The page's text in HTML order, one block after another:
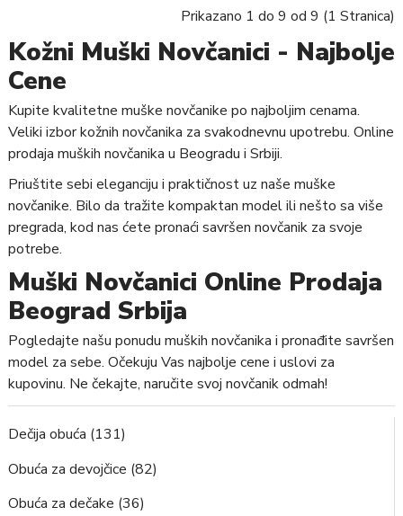
Dečija obuća (131)
Obuća za devojčice (82)
Obuća za dečake (36)
Prikazano 1 do 9 od 9 (1 Stranica)
Kožni Muški Novčanici - Najbolje
Cene
Kupite kvalitetne muške novčanike po najboljim cenama.
Veliki izbor kožnih novčanika za svakodnevnu upotrebu. Online
prodaja muških novčanika u Beogradu i Srbiji.
Priuštite sebi eleganciju i praktičnost uz naše muške
novčanike. Bilo da tražite kompaktan model ili nešto sa više
pregrada, kod nas ćete pronaći savršen novčanik za svoje
potrebe.
Muški Novčanici Online Prodaja
Beograd Srbija
Pogledajte našu ponudu muških novčanika i pronađite savršen
model za sebe. Očekuju Vas najbolje cene i uslovi za
kupovinu. Ne čekajte, naručite svoj novčanik odmah!